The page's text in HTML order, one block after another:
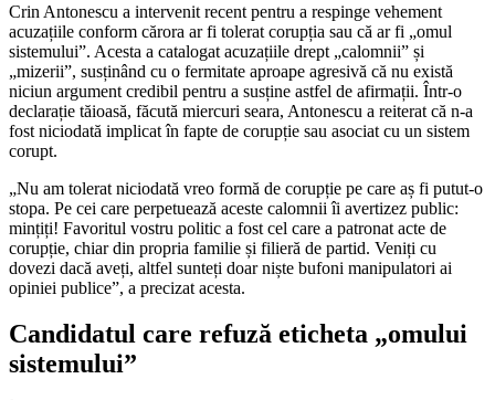
Crin Antonescu a intervenit recent pentru a respinge vehement
acuzațiile conform cărora ar fi tolerat corupția sau că ar fi „omul
sistemului”. Acesta a catalogat acuzațiile drept „calomnii” și
„mizerii”, susținând cu o fermitate aproape agresivă că nu există
niciun argument credibil pentru a susține astfel de afirmații. Într-o
declarație tăioasă, făcută miercuri seara, Antonescu a reiterat că n-a
fost niciodată implicat în fapte de corupție sau asociat cu un sistem
corupt.
„Nu am tolerat niciodată vreo formă de corupție pe care aș fi putut-o
stopa. Pe cei care perpetuează aceste calomnii îi avertizez public:
mințiți! Favoritul vostru politic a fost cel care a patronat acte de
corupție, chiar din propria familie și filieră de partid. Veniți cu
dovezi dacă aveți, altfel sunteți doar niște bufoni manipulatori ai
opiniei publice”, a precizat acesta.
Candidatul care refuză eticheta „omului
sistemului”